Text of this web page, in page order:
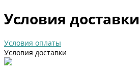
Условия доставки
Условия оплаты
Условия доставки